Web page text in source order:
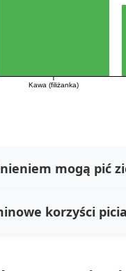
Kawa (filiżanka)
mogą pić
korzyści